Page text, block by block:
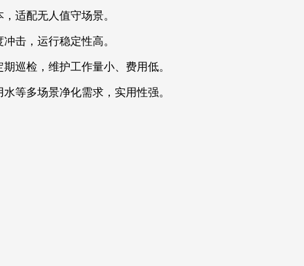
适配无人值守场景。
击，运行稳定性高。
巡检，维护工作量小、费用低。
等多场景净化需求，实用性强。